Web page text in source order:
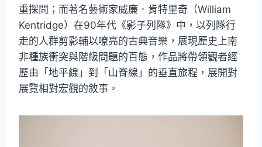
重探問；而著名藝術家威廉．肯特里奇（William
Kentridge）在90年代《影子列隊》中，以列隊行
走的人群剪影輔以嘹亮的古典音樂，展現歷史上南
非種族衝突與階級問題的百態，作品將帶領觀者經
歷由「地平線」到「山脊線」的垂直旅程，展開對
展覽相對宏觀的敘事。